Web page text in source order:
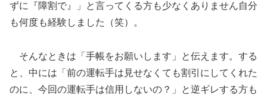
ずに『障割で』」と言ってくる方も少なくありません自分
も何度も経験しました（笑）。
そんなときは「手帳をお願いします」と伝えます。する
と、中には「前の運転手は見せなくても割引にしてくれた
のに、今回の運転手は信用しないの？」と逆ギレする方も